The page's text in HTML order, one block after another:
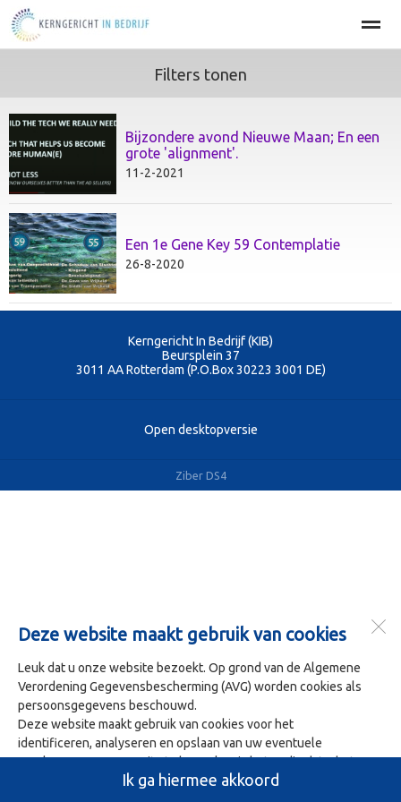
BEDRIJFSOPTIMALISATIE
Home Agenda Nieuws Zoeken
Deze website maakt gebruik van cookies
Leuk dat u onze website bezoekt. Op grond van de Algemene
Verordening Gegevensbescherming (AVG) worden cookies als
persoonsgegevens beschouwd.
Deze website maakt gebruik van cookies voor het
identificeren, analyseren en opslaan van uw eventuele
voorkeuren. Om onze site te bezoeken is het nodig dat u het
gebruik van deze cookies accepteert. U doet dit door op 'Ja ik
Ik ga hiermee akkoord
Filters tonen
Bijzondere avond Nieuwe Maan; En een
grote 'alignment'.
11-2-2021
Een 1e Gene Key 59 Contemplatie
26-8-2020
Kerngericht In Bedrijf (KIB)
Beursplein 37
3011 AA Rotterdam (P.O.Box 30223 3001 DE)
Open desktopversie
Ziber DS4